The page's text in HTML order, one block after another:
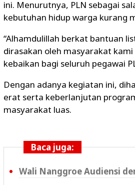
ini. Menurutnya, PLN sebagai
kebutuhan hidup warga kurang
“Alhamdulillah berkat bantuan
dirasakan oleh masyarakat
kebaikan bagi seluruh pegawai
Dengan adanya kegiatan ini,
erat serta keberlanjutan
masyarakat luas.
Baca juga:
Wali Nanggroe Audiensi